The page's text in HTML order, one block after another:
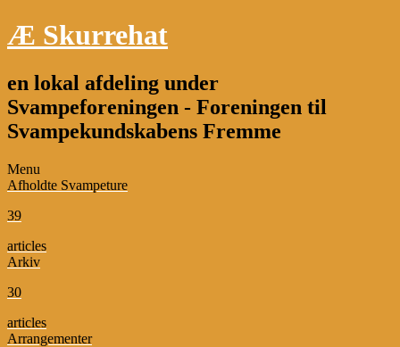
Æ Skurrehat
en lokal afdeling under
Svampeforeningen - Foreningen til
Svampekundskabens Fremme
Menu
Afholdte Svampeture
39
articles
Arkiv
30
articles
Arrangementer